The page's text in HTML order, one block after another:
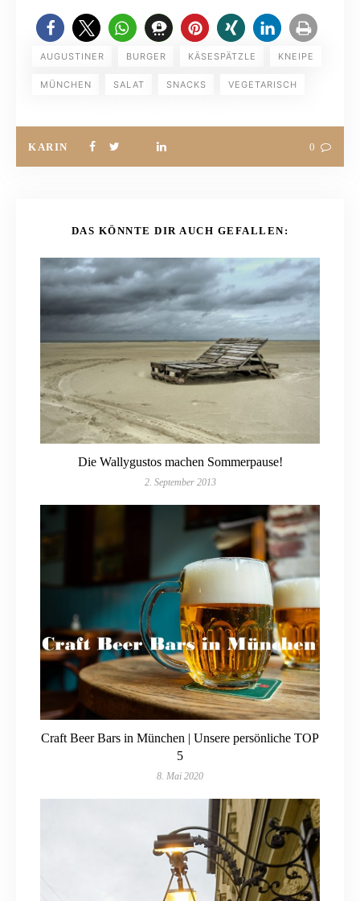
AUGUSTINER BURGER KÄSESPÄTZLE KNEIPE
MÜNCHEN SALAT SNACKS VEGETARISCH
KARIN 0
DAS KÖNNTE DIR AUCH GEFALLEN:
Die Wallygustos machen Sommerpause!
2. September 2013
Craft Beer Bars in München | Unsere persönliche TOP
5
8. Mai 2020